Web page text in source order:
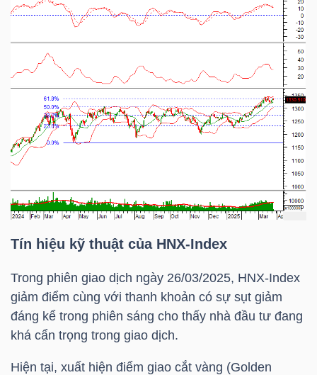
Tín hiệu kỹ thuật của HNX-Index
Trong phiên giao dịch ngày 26/03/2025, HNX-Index
giảm điểm cùng với thanh khoản có sự sụt giảm
đáng kể trong phiên sáng cho thấy nhà đầu tư đang
khá cẩn trọng trong giao dịch.
Hiện tại, xuất hiện điểm giao cắt vàng (Golden
KINH
THẾ
GIỚI
DƯƠNG
CHÍNH
NHÂN